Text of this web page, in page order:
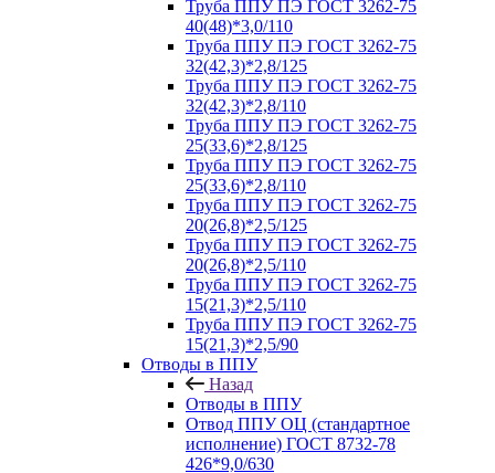
Труба ППУ ПЭ ГОСТ 3262-75
40(48)*3,0/110
Труба ППУ ПЭ ГОСТ 3262-75
32(42,3)*2,8/125
Труба ППУ ПЭ ГОСТ 3262-75
32(42,3)*2,8/110
Труба ППУ ПЭ ГОСТ 3262-75
25(33,6)*2,8/125
Труба ППУ ПЭ ГОСТ 3262-75
25(33,6)*2,8/110
Труба ППУ ПЭ ГОСТ 3262-75
20(26,8)*2,5/125
Труба ППУ ПЭ ГОСТ 3262-75
20(26,8)*2,5/110
Труба ППУ ПЭ ГОСТ 3262-75
15(21,3)*2,5/110
Труба ППУ ПЭ ГОСТ 3262-75
15(21,3)*2,5/90
Отводы в ППУ
Назад
Отводы в ППУ
Отвод ППУ ОЦ (стандартное
исполнение) ГОСТ 8732-78
426*9,0/630